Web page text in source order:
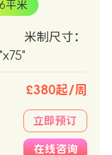
平米
米制尺寸：
£380起/周
立即预订
在线咨询